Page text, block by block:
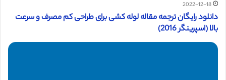
2022-12-18
دانلود رایگان ترجمه مقاله لوله کشی برای طراحی کم مصرف و سرعت
بالا (اسپرینگر 2016)